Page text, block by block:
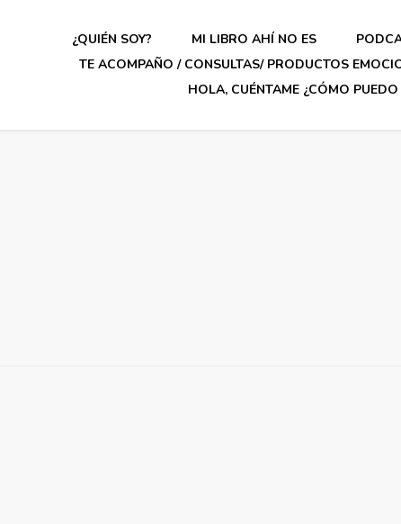
¿QUIÉN SOY? MI LIBRO AHÍ NO ES
TE ACOMPAÑO / CONSULTAS/ PRODUCTOS
HOLA, CUÉNTAME ¿CÓMO